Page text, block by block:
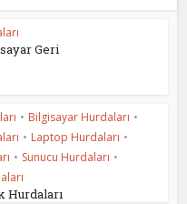
Geri
• Bilgisayar Hurdaları •
• Laptop Hurdaları •
• Sunucu Hurdaları •
Hurdaları